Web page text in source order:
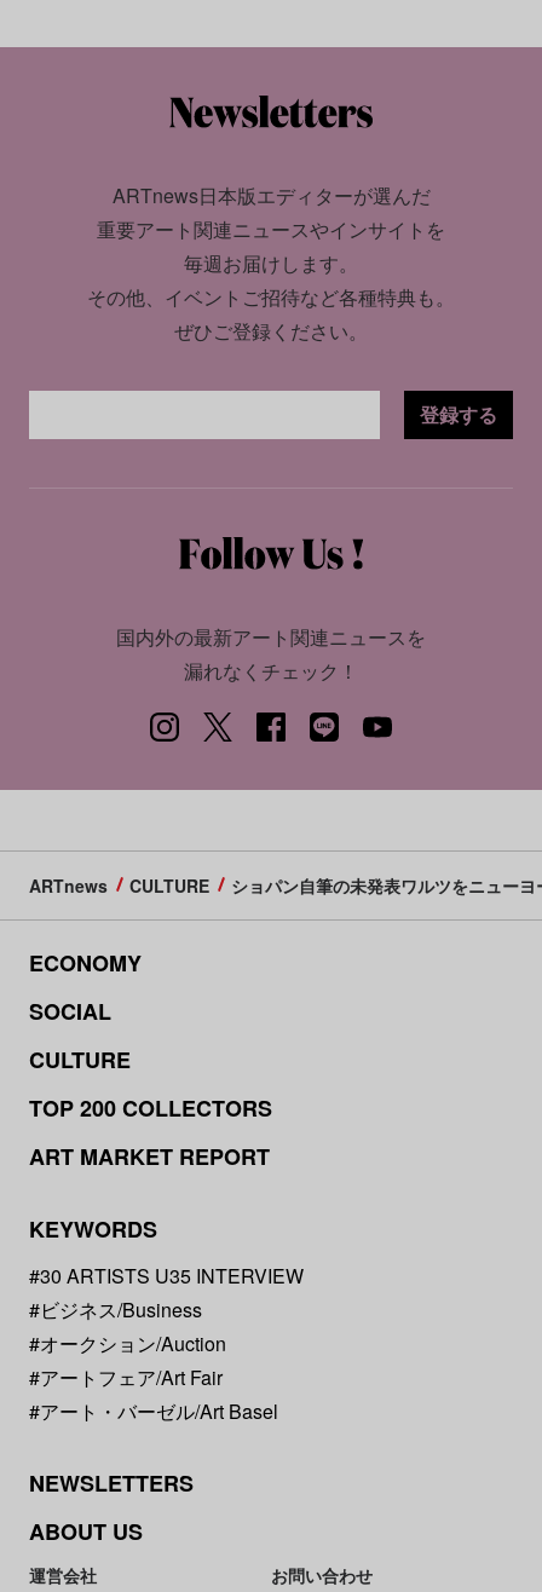
ARTnews日本版エディターが選んだ
重要アート関連ニュースやインサイトを
毎週お届けします。
その他、イベントご招待など各種特典も。
ぜひご登録ください。
登録する
国内外の最新アート関連ニュースを
漏れなくチェック！
ARTnews CULTURE ショパン自筆の未発表ワルツをニュー
ECONOMY
SOCIAL
CULTURE
TOP 200 COLLECTORS
ART MARKET REPORT
KEYWORDS
#30 ARTISTS U35 INTERVIEW
#ビジネス/Business
#オークション/Auction
#アートフェア/Art Fair
#アート・バーゼル/Art Basel
NEWSLETTERS
ABOUT US
運営会社
お問い合わせ